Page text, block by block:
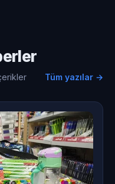
Tüm yazılar →